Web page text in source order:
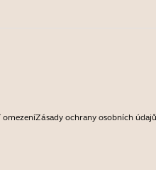
omezeníZásady ochrany osobních údajů